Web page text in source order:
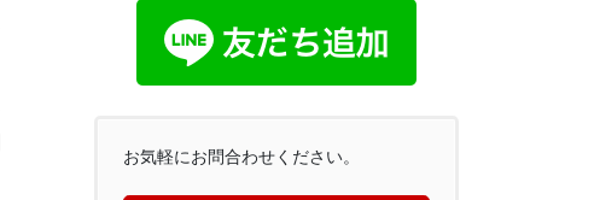
お気軽にお問合わせください。